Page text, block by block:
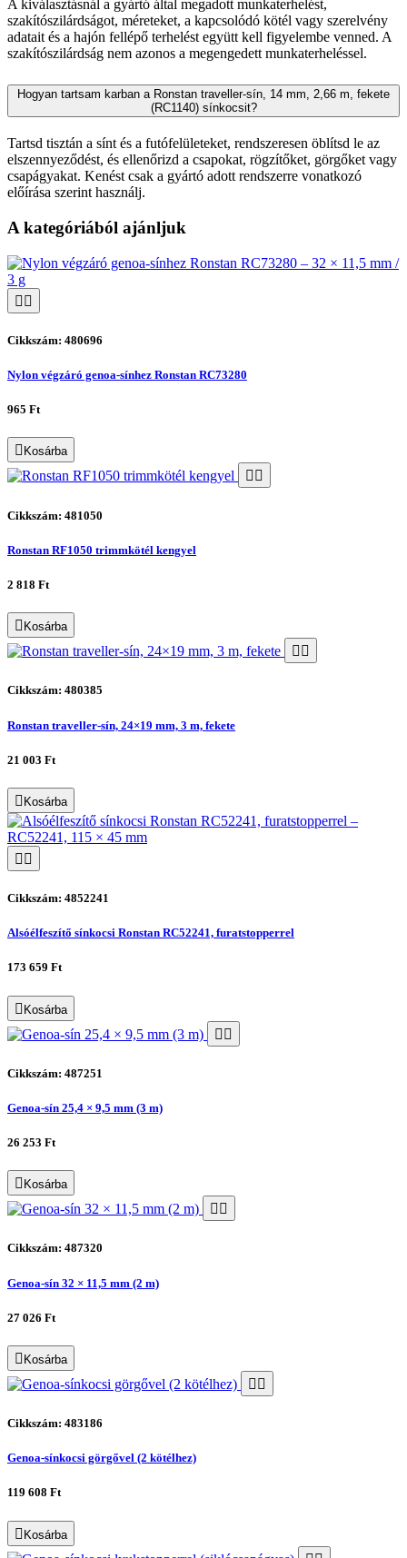
A kiválasztásnál a gyártó által megadott munkaterhelést,
szakítószilárdságot, méreteket, a kapcsolódó kötél vagy szerelvény
adatait és a hajón fellépő terhelést együtt kell figyelembe venned. A
szakítószilárdság nem azonos a megengedett munkaterheléssel.
Hogyan tartsam karban a Ronstan traveller-sín, 14 mm, 2,66 m, fekete
(RC1140) sínkocsit?
Tartsd tisztán a sínt és a futófelületeket, rendszeresen öblítsd le az
elszennyeződést, és ellenőrizd a csapokat, rögzítőket, görgőket vagy
csapágyakat. Kenést csak a gyártó adott rendszerre vonatkozó
előírása szerint használj.
A kategóriából ajánljuk
Cikkszám: 480696
Nylon végzáró genoa-sínhez Ronstan RC73280
965 Ft
Kosárba
Cikkszám: 481050
Ronstan RF1050 trimmkötél kengyel
2 818 Ft
Kosárba
Cikkszám: 480385
Ronstan traveller-sín, 24×19 mm, 3 m, fekete
21 003 Ft
Kosárba
Cikkszám: 4852241
Alsóélfeszítő sínkocsi Ronstan RC52241, furatstopperrel
173 659 Ft
Kosárba
Cikkszám: 487251
Genoa-sín 25,4 × 9,5 mm (3 m)
26 253 Ft
Kosárba
Cikkszám: 487320
Genoa-sín 32 × 11,5 mm (2 m)
27 026 Ft
Kosárba
Cikkszám: 483186
Genoa-sínkocsi görgővel (2 kötélhez)
119 608 Ft
Kosárba